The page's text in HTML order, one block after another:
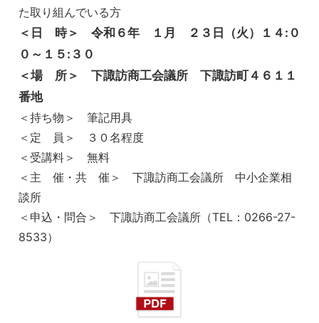
た取り組んでいる方
＜日 時＞ 令和６年 １月 ２３日（火）１４:０
０～１５:３０
＜場 所＞ 下諏訪商工会議所 下諏訪町４６１１
番地
＜持ち物＞ 筆記用具
＜定 員＞ ３０名程度
＜受講料＞ 無料
＜主 催・共 催＞ 下諏訪商工会議所 中小企業相
談所
＜申込・問合＞ 下諏訪商工会議所（TEL：0266-27-
8533）